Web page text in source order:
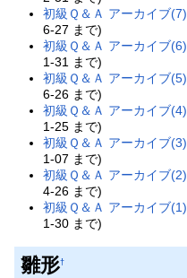
初級Ｑ＆Ａ アーカイブ(7)
6-27 まで)
初級Ｑ＆Ａ アーカイブ(6)
1-31 まで)
初級Ｑ＆Ａ アーカイブ(5)
6-26 まで)
初級Ｑ＆Ａ アーカイブ(4)
1-25 まで)
初級Ｑ＆Ａ アーカイブ(3)
1-07 まで)
初級Ｑ＆Ａ アーカイブ(2)
4-26 まで)
初級Ｑ＆Ａ アーカイブ(1)
1-30 まで)
雛形†